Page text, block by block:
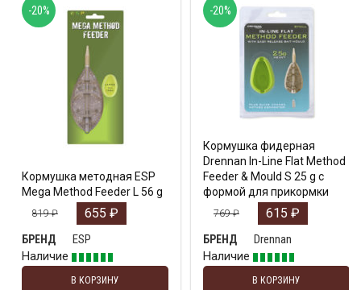
Кормушка методная ESP
Mega Method Feeder L 56 g
819₽ 655 ₽
БРЕНД
ESP
Наличие
В КОРЗИНУ
-20%
Кормушка фидерная
Drennan In-Line Flat Method
Feeder & Mould S 25 g с
формой для прикормки
769₽ 615 ₽
БРЕНД
Drennan
Наличие
В КОРЗИНУ
-20%